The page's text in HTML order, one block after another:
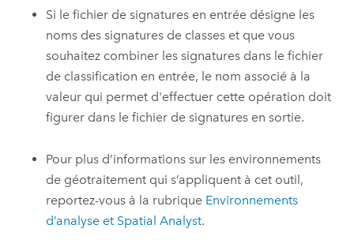
Si le fichier de signatures en entrée désigne les
noms des signatures de classes et que vous
souhaitez combiner les signatures dans le fichier
de classification en entrée, le nom associé à la
valeur qui permet d'effectuer cette opération doit
figurer dans le fichier de signatures en sortie.
Pour plus d’informations sur les environnements
de géotraitement qui s’appliquent à cet outil,
reportez-vous à la rubrique Environnements
d’analyse et Spatial Analyst.